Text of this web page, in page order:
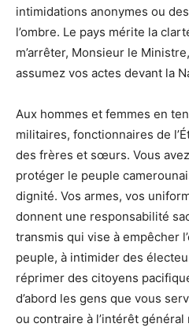
intimidations anonymes ou
l’ombre. Le pays mérite la
m’arrêter, Monsieur le
assumez vos actes devant la
Aux hommes et femmes en
militaires, fonctionnaires de
des frères et sœurs. Vous
protéger le peuple
dignité. Vos armes, vos
donnent une responsabilité
transmis qui vise à empêcher
peuple, à intimider des
réprimer des citoyens
d’abord les gens que vous
ou contraire à l’intérêt général